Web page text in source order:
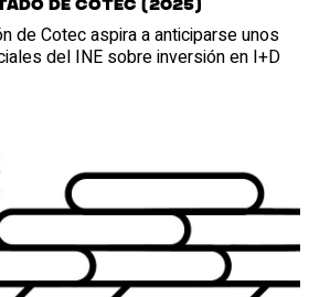
de Cotec (2025)
de Cotec aspira a anticiparse unos
del INE sobre inversión en I+D